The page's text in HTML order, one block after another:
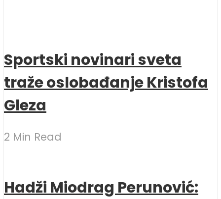
Sportski novinari sveta
traže oslobađanje Kristofa
Gleza
2 Min Read
Hadži Miodrag Perunović: